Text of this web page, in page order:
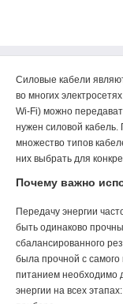
Силовые кабели
во многих
Wi-Fi) можно
нужен силовой кабель.
множество типов
них выбрать для
Почему важно
Передачу энергии
быть одинаково
сбалансированного
была прочной с
питанием необходимо
энергии на всех